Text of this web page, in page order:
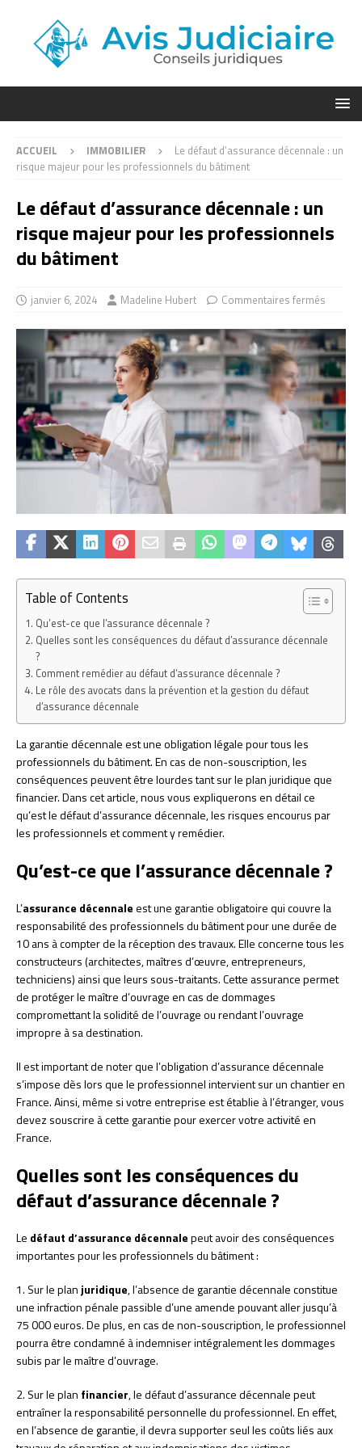
ACCUEIL IMMOBILIER
Le défaut d’assurance décennale : un
risque majeur pour les professionnels du bâtiment
Le défaut d’assurance décennale : un
risque majeur pour les professionnels
du bâtiment
janvier 6, 2024 Madeline Hubert Commentaires fermés
Table of Contents
Qu’est-ce que l’assurance décennale ?
Quelles sont les conséquences du défaut d’assurance décennale
?
Comment remédier au défaut d’assurance décennale ?
Le rôle des avocats dans la prévention et la gestion du défaut
d’assurance décennale
La garantie décennale est une obligation légale pour tous les
professionnels du bâtiment. En cas de non-souscription, les
conséquences peuvent être lourdes tant sur le plan juridique que
financier. Dans cet article, nous vous expliquerons en détail ce
qu’est le défaut d’assurance décennale, les risques encourus par
les professionnels et comment y remédier.
Qu’est-ce que l’assurance décennale ?
L’assurance décennaleest une garantie obligatoire qui couvre la
responsabilité des professionnels du bâtiment pour une durée de
10 ans à compter de la réception des travaux. Elle concerne tous les
constructeurs (architectes, maîtres d’œuvre, entrepreneurs,
techniciens) ainsi que leurs sous-traitants. Cette assurance permet
de protéger le maître d’ouvrage en cas de dommages
compromettant la solidité de l’ouvrage ou rendant l’ouvrage
impropre à sa destination.
Il est important de noter que l’obligation d’assurance décennale
s’impose dès lors que le professionnel intervient sur un chantier en
France. Ainsi, même si votre entreprise est établie à l’étranger, vous
devez souscrire à cette garantie pour exercer votre activité en
France.
Quelles sont les conséquences du
défaut d’assurance décennale ?
Le défaut d’assurance décennalepeut avoir des conséquences
importantes pour les professionnels du bâtiment :
1. Sur le planjuridique, l’absence de garantie décennale constitue
une infraction pénale passible d’une amende pouvant aller jusqu’à
75 000 euros. De plus, en cas de non-souscription, le professionnel
pourra être condamné à indemniser intégralement les dommages
subis par le maître d’ouvrage.
2. Sur le plan financier, le défaut d’assurance décennale peut
entraîner la responsabilité personnelle du professionnel. En effet,
en l’absence de garantie, il devra supporter seul les coûts liés aux